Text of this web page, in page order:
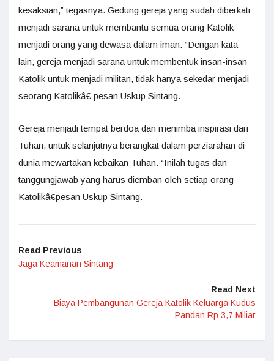
kesaksian,” tegasnya. Gedung gereja yang sudah diberkati
menjadi sarana untuk membantu semua orang Katolik
menjadi orang yang dewasa dalam iman. “Dengan kata
lain, gereja menjadi sarana untuk membentuk insan-insan
Katolik untuk menjadi militan, tidak hanya sekedar menjadi
seorang Katolikâ€ pesan Uskup Sintang.
Gereja menjadi tempat berdoa dan menimba inspirasi dari
Tuhan, untuk selanjutnya berangkat dalam perziarahan di
dunia mewartakan kebaikan Tuhan. “Inilah tugas dan
tanggungjawab yang harus diemban oleh setiap orang
Katolikâ€pesan Uskup Sintang.
Read Previous
Jaga Keamanan Sintang
Read Next
Biaya Pembangunan Gereja Katolik Keluarga Kudus
Pandan Rp 3,7 Miliar